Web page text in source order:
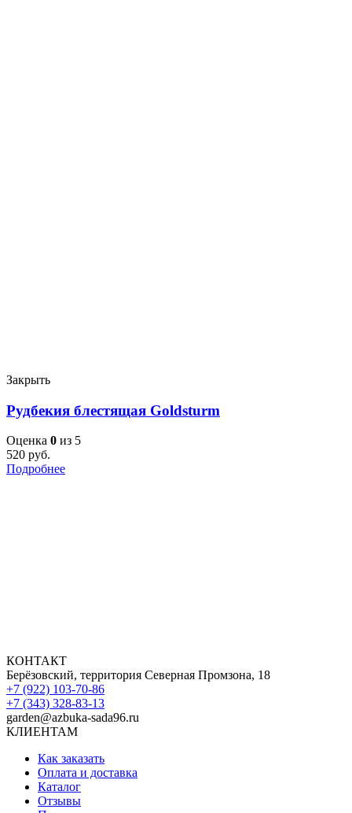
Закрыть
Рудбекия блестящая Goldsturm
Оценка 0 из 5
520 руб.
Подробнее
КОНТАКТ
Берёзовский, территория Северная Промзона, 18
+7 (922) 103-70-86
+7 (343) 328-83-13
garden@azbuka-sada96.ru
КЛИЕНТАМ
Как заказать
Оплата и доставка
Каталог
Отзывы